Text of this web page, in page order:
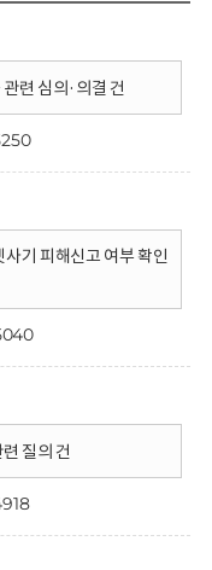
련 심의·의결 건
기 피해신고 여부 확인
질의 건